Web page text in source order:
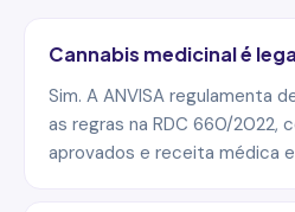
Cannabis medicinal é
Sim. A ANVISA regulamenta
as regras na RDC 660/2022,
aprovados e receita médica